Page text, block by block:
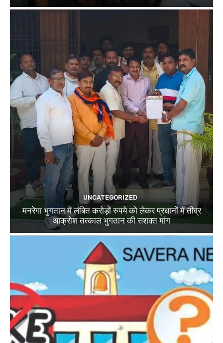
UNCATEGORIZED
मनरेगा भुगतान में लंबित करोड़ों रुपये को लेकर प्रधानों में तीव्र
आक्रोश तत्काल भुगतान की सशक्त मांग